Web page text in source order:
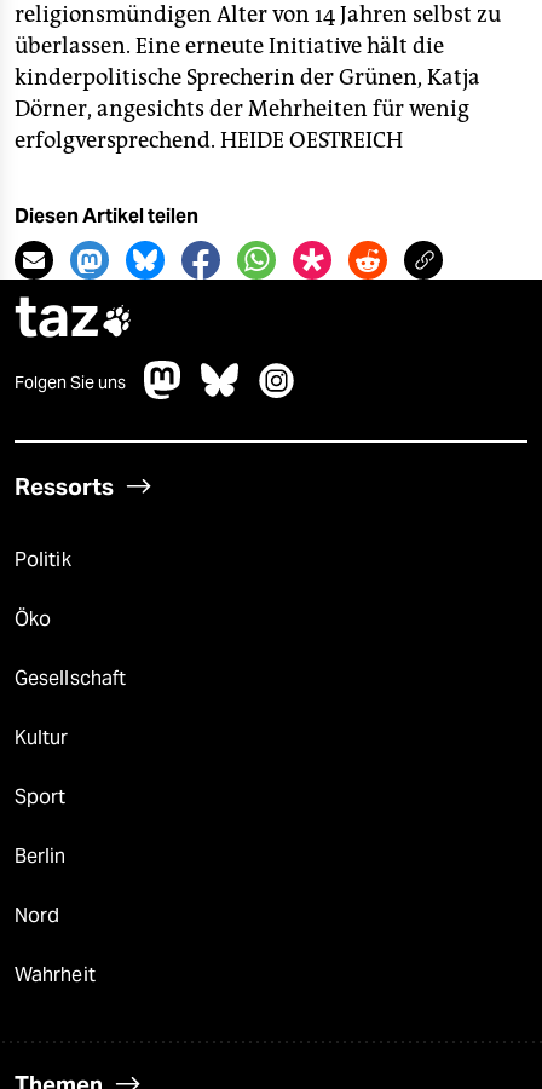
religionsmündigen Alter von 14 Jahren selbst zu
überlassen. Eine erneute Initiative hält die
kinderpolitische Sprecherin der Grünen, Katja
Dörner, angesichts der Mehrheiten für wenig
erfolgversprechend. HEIDE OESTREICH
Diesen Artikel teilen
taz
Folgen Sie uns
Ressorts
Politik
Öko
Gesellschaft
Kultur
Sport
Berlin
Nord
Wahrheit